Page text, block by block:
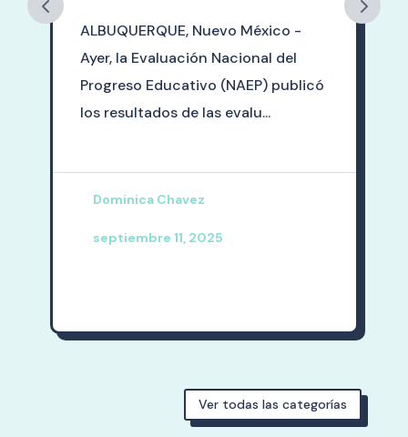
ALBUQUERQUE, Nuevo México -
Ayer, la Evaluación Nacional del
Progreso Educativo (NAEP) publicó
los resultados de las evalu...
Dominica Chavez
septiembre 11, 2025
Ver todas las categorías